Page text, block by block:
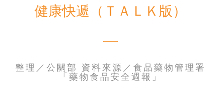
公益活動
網站連結
健康快遞（ＴＡＬＫ版）
整理／公關部 資料來源／食品藥物管理署
「藥物食品安全週報」